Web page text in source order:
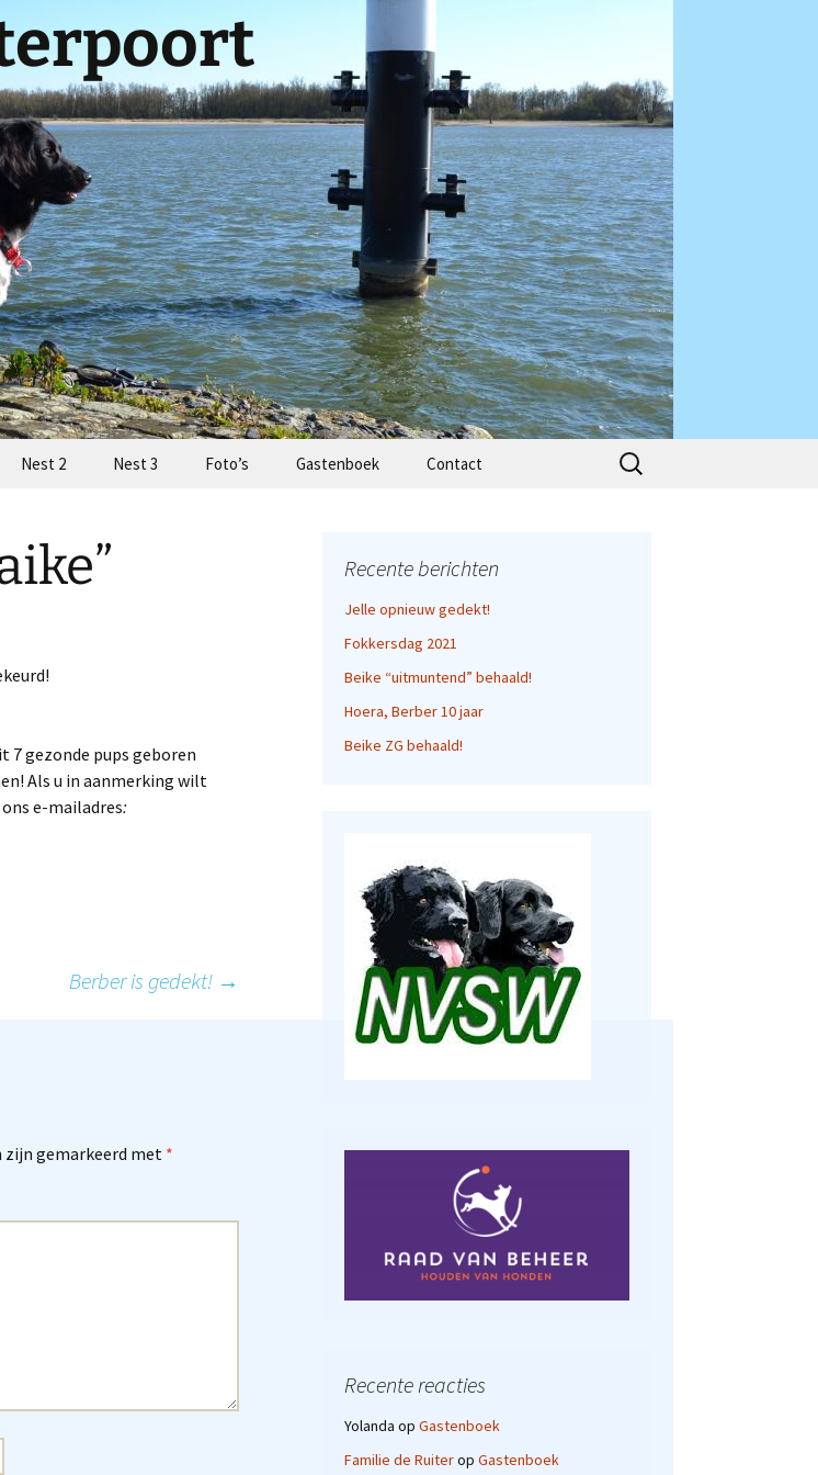
Nest 2 Nest 3 Foto’s Gastenboek Contact
Zoeken
naar:
7 gezonde pups geboren
Als u in aanmerking wilt
e-mailadres:
Berber is gedekt! →
zijn gemarkeerd met *
Recente berichten
Jelle opnieuw gedekt!
Fokkersdag 2021
Beike “uitmuntend” behaald!
Hoera, Berber 10 jaar
Beike ZG behaald!
Recente reacties
Yolanda op Gastenboek
Familie de Ruiterop Gastenboek